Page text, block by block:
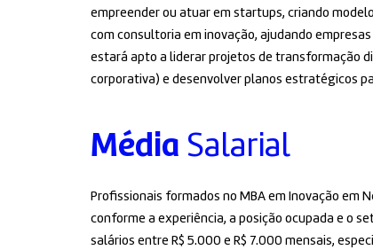
empreender ou atuar em startups, criando
com consultoria em inovação, ajudando
estará apto a liderar projetos de transformação
corporativa) e desenvolver planos estratégicos
Média Salarial
Profissionais formados no MBA em Inovação em
conforme a experiência, a posição ocupada e o
salários entre R$ 5.000 e R$ 7.000 mensais,